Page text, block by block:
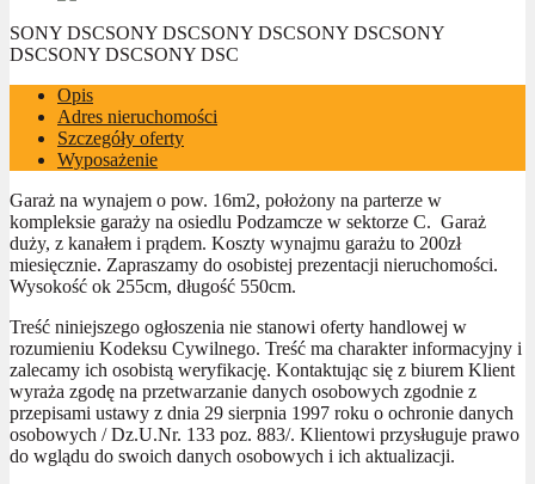
SONY DSCSONY DSCSONY DSCSONY DSCSONY
DSCSONY DSCSONY DSC
Opis
Adres nieruchomości
Szczegóły oferty
Wyposażenie
Garaż na wynajem o pow. 16m2, położony na parterze w
kompleksie garaży na osiedlu Podzamcze w sektorze C. Garaż
duży, z kanałem i prądem. Koszty wynajmu garażu to 200zł
miesięcznie. Zapraszamy do osobistej prezentacji nieruchomości.
Wysokość ok 255cm, długość 550cm.
Treść niniejszego ogłoszenia nie stanowi oferty handlowej w
rozumieniu Kodeksu Cywilnego. Treść ma charakter informacyjny i
zalecamy ich osobistą weryfikację. Kontaktując się z biurem Klient
wyraża zgodę na przetwarzanie danych osobowych zgodnie z
przepisami ustawy z dnia 29 sierpnia 1997 roku o ochronie danych
osobowych / Dz.U.Nr. 133 poz. 883/. Klientowi przysługuje prawo
do wglądu do swoich danych osobowych i ich aktualizacji.